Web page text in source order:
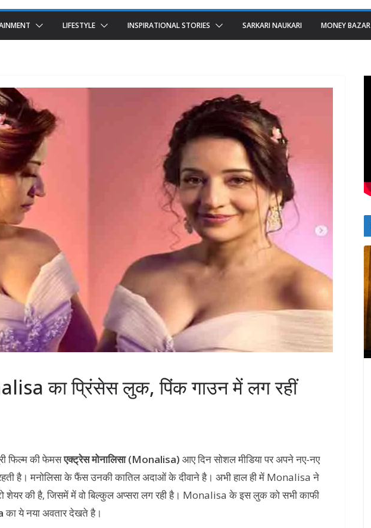
LIFESTYLE INSPIRATIONAL STORIES SARKARI NAUKARI MONEY BAZAR
का प्रिंसेस लुक, पिंक गाउन में लग रहीं
फिल्म की फेमसएक्ट्रेस मोनालिसा (Monalisa) आए दिन सोशल मीडिया पर अपने नए-नए
है। मनोलिसा के फैंस उनकी कातिल अदाओं के दीवाने है। अभी हाल ही में Monalisa ने
शेयर की है, जिसमें में वो बिल्कुल अप्सरा लग रही है। Monalisa के इस लुक को सभी काफी
का ये नया अवतार देखते है।